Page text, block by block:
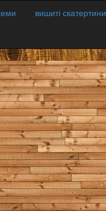
вишиті скатертини